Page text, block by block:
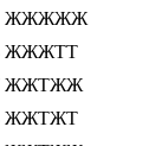
ЖЖЖЖЖ
ЖЖЖТТ
ЖЖТЖЖ
ЖЖТЖТ